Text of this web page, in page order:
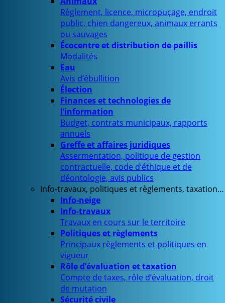
Règlement, licence, micropuçage, endroit
public, chien dangereux, animaux errants
ou sauvages
Écocentre et distribution de paillis
Modalités
Eau
Avis d’ébullition
Élection
Finances et technologies de
l’information
Budget, contrats municipaux, rapports
annuels
Greffe et affaires juridiques
Assermentation, politique de gestion
contractuelle, code d’éthique et de
déontologie, avis publics
Info-travaux, politiques et règlements, taxation…
Info-neige
Info-travaux
Travaux en cours sur le territoire
Politiques et règlements
Principaux règlements et politiques en
vigueur
Rôle d’évaluation et taxation
Compte de taxes, rôle d’évaluation, droit
de mutation
Sécurité civile